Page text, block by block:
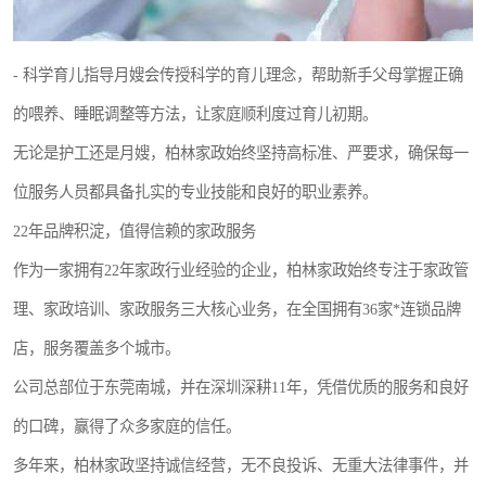
- 科学育儿指导月嫂会传授科学的育儿理念，帮助新手父母掌握正确
的喂养、睡眠调整等方法，让家庭顺利度过育儿初期。
无论是护工还是月嫂，柏林家政始终坚持高标准、严要求，确保每一
位服务人员都具备扎实的专业技能和良好的职业素养。
22年品牌积淀，值得信赖的家政服务
作为一家拥有22年家政行业经验的企业，柏林家政始终专注于家政管
理、家政培训、家政服务三大核心业务，在全国拥有36家*连锁品牌
店，服务覆盖多个城市。
公司总部位于东莞南城，并在深圳深耕11年，凭借优质的服务和良好
的口碑，赢得了众多家庭的信任。
多年来，柏林家政坚持诚信经营，无不良投诉、无重大法律事件，并